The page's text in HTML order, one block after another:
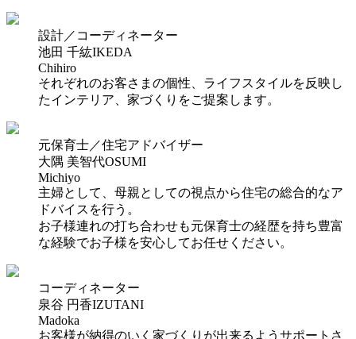
設計／コーディネーター
池田 千紘IKEDA
Chihiro
それぞれのお客さまの個性、ライフスタイルを反映し
たインテリア、家づくりをご提案します。
元保育士／住宅アドバイザー
大隅 美智代OSUMI
Michiyo
主婦として、母親としての視点から住宅の総合的なア
ドバイスを行う。
お子様連れの打ち合わせも元保育士の経歴を持ち豊富
な経験でお子様を安心してお任せください。
コーディネーター
泉谷 円香IZUTANI
Madoka
お客様が納得のいく家づくりが出来るようサポートさ